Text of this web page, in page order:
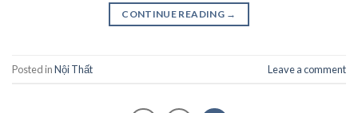
CONTINUE READING →
Posted inNội Thất Leave a comment